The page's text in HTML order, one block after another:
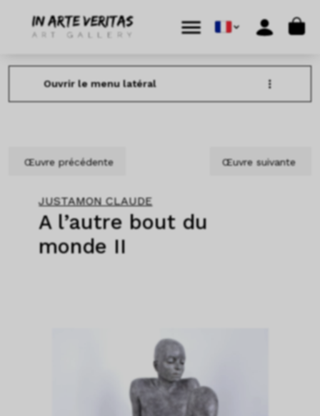
Cart
Œuvre précédente Œuvre suivante
JUSTAMON CLAUDE
A l’autre bout du
monde II
Ouvrir le menu latéral